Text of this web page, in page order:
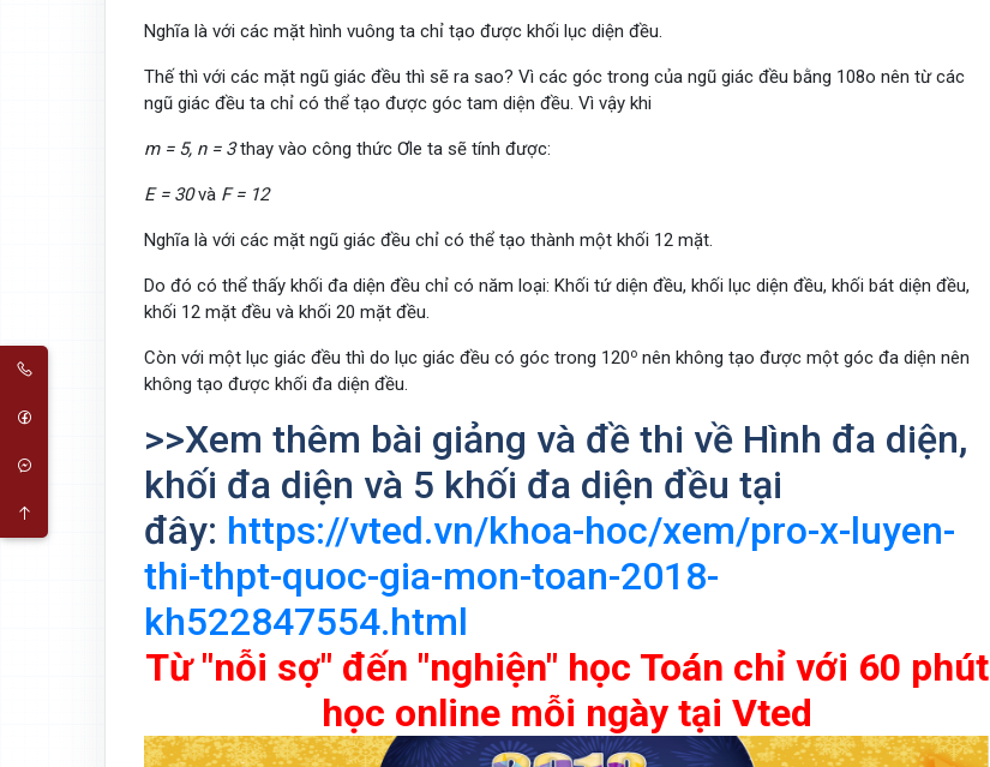
Nghĩa là với các mặt hình vuông ta chỉ tạo được khối lục diện đều.
Thế thì với các mặt ngũ giác đều thì sẽ ra sao? Vì các góc trong của ngũ giác đều bằng 108o nên từ các
ngũ giác đều ta chỉ có thể tạo được góc tam diện đều. Vì vậy khi
m = 5, n = 3thay vào công thức Ơle ta sẽ tính được:
E = 30và F = 12
Nghĩa là với các mặt ngũ giác đều chỉ có thể tạo thành một khối 12 mặt.
Do đó có thể thấy khối đa diện đều chỉ có năm loại: Khối tứ diện đều, khối lục diện đều, khối bát diện đều,
khối 12 mặt đều và khối 20 mặt đều.
Còn với một lục giác đều thì do lục giác đều có góc trong 120o nên không tạo được một góc đa diện nên
không tạo được khối đa diện đều.
>>Xem thêm bài giảng và đề thi về Hình đa diện,
khối đa diện và 5 khối đa diện đều tại
đây: https://vted.vn/khoa-hoc/xem/pro-x-luyen-
thi-thpt-quoc-gia-mon-toan-2018-
kh522847554.html
Từ "nỗi sợ" đến "nghiện" học Toán chỉ với 60 phút
học online mỗi ngày tại Vted